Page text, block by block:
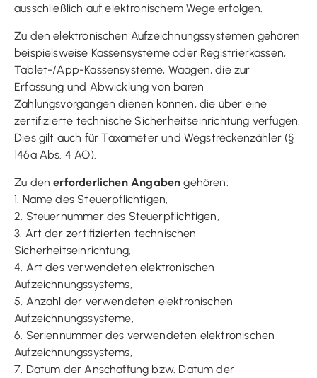
ausschließlich auf elektronischem Wege erfolgen.
Zu den elektronischen Aufzeichnungssystemen gehören
beispielsweise Kassensysteme oder Registrierkassen,
Tablet-/App-Kassensysteme, Waagen, die zur
Erfassung und Abwicklung von baren
Zahlungsvorgängen dienen können, die über eine
zertifizierte technische Sicherheitseinrichtung verfügen.
Dies gilt auch für Taxameter und Wegstreckenzähler (§
146a Abs. 4 AO).
Zu denerforderlichen Angaben gehören:
1. Name des Steuerpflichtigen,
2. Steuernummer des Steuerpflichtigen,
3. Art der zertifizierten technischen
Sicherheitseinrichtung,
4. Art des verwendeten elektronischen
Aufzeichnungssystems,
5. Anzahl der verwendeten elektronischen
Aufzeichnungssysteme,
6. Seriennummer des verwendeten elektronischen
Aufzeichnungssystems,
7. Datum der Anschaffung bzw. Datum der